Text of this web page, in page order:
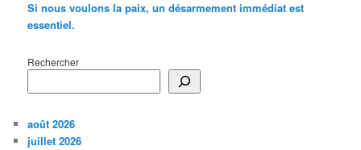
Si nous voulons la paix, un désarmement immédiat est
essentiel.
Rechercher
août 2026
juillet 2026